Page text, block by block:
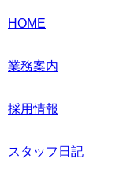
HOME
業務案内
採用情報
スタッフ日記